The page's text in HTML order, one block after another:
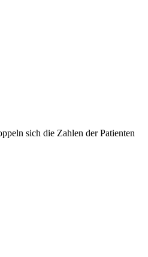
sich die Zahlen der Patienten